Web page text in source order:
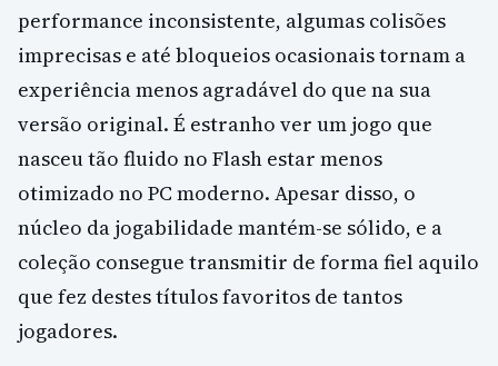
performance inconsistente, algumas colisões
imprecisas e até bloqueios ocasionais tornam a
experiência menos agradável do que na sua
versão original. É estranho ver um jogo que
nasceu tão fluido no Flash estar menos
otimizado no PC moderno. Apesar disso, o
núcleo da jogabilidade mantém-se sólido, e a
coleção consegue transmitir de forma fiel aquilo
que fez destes títulos favoritos de tantos
jogadores.